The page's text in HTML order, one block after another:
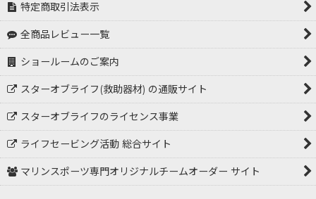
特定商取引法表示
全商品レビュー一覧
ショールームのご案内
スターオブライフ(救助器材) の通販サイト
スターオブライフのライセンス事業
ライフセービング活動 総合サイト
マリンスポーツ専門オリジナルチームオーダー サイト